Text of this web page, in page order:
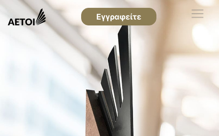
Εγγραφείτε